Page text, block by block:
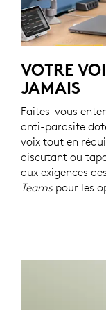
VOTRE
JAMAIS
Faites-vous
anti-parasite
voix tout en
discutant ou
aux exigences
Teamspour les